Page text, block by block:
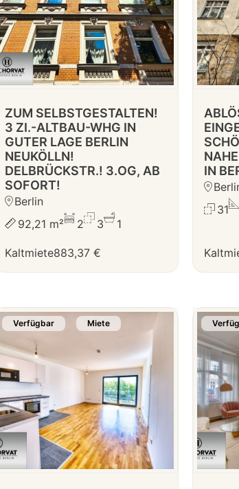
ZUM SELBSTGESTALTEN!
3 ZI.-ALTBAU-WHG IN
GUTER LAGE BERLIN
NEUKÖLLN!
DELBRÜCKSTR.! 3.OG, AB
SOFORT!
Berlin
92,21 m²
2 3 1
Kaltmiete883,37 €
IN
31
Verfügbar Miete